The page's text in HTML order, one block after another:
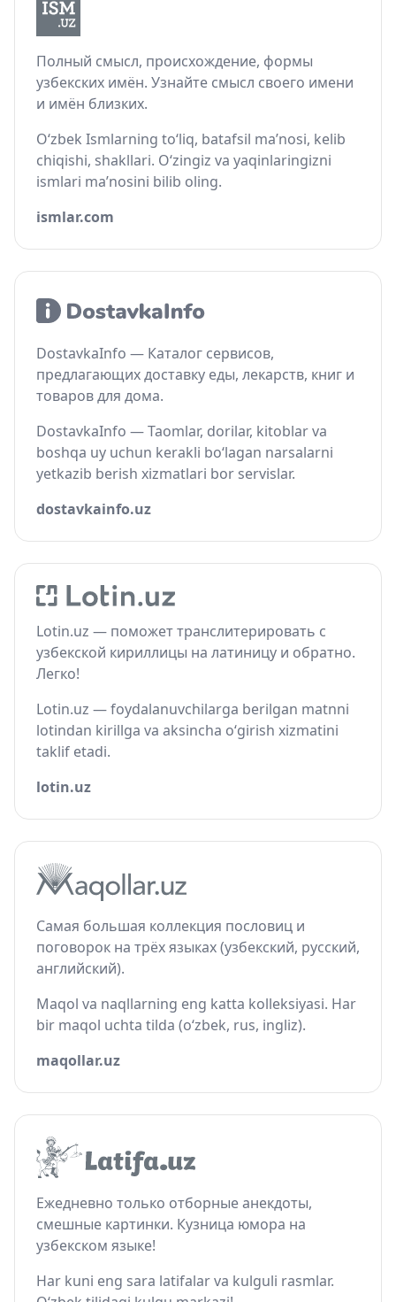
Полный смысл, происхождение, формы
узбекских имён. Узнайте смысл своего имени
и имён близких.
O‘zbek Ismlarning to‘liq, batafsil ma’nosi, kelib
chiqishi, shakllari. O‘zingiz va yaqinlaringizni
ismlari ma’nosini bilib oling.
ismlar.com
DostavkaInfo — Каталог сервисов,
предлагающих доставку еды, лекарств, книг и
товаров для дома.
DostavkaInfo — Taomlar, dorilar, kitoblar va
boshqa uy uchun kerakli bo‘lagan narsalarni
yetkazib berish xizmatlari bor servislar.
dostavkainfo.uz
Lotin.uz — поможет транслитерировать с
узбекской кириллицы на латиницу и обратно.
Легко!
Lotin.uz — foydalanuvchilarga berilgan matnni
lotindan kirillga va aksincha o‘girish xizmatini
taklif etadi.
lotin.uz
Самая большая коллекция пословиц и
поговорок на трёх языках (узбекский, русский,
английский).
Maqol va naqllarning eng katta kolleksiyasi. Har
bir maqol uchta tilda (o‘zbek, rus, ingliz).
maqollar.uz
Ежедневно только отборные анекдоты,
смешные картинки. Кузница юмора на
узбекском языке!
Har kuni eng sara latifalar va kulguli rasmlar.